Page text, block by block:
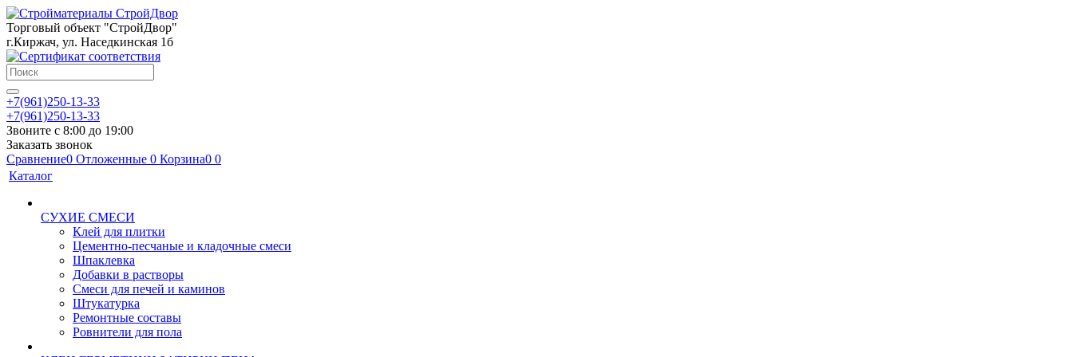
Торговый объект "СтройДвор"
г.Киржач, ул. Наседкинская 1б
+7(961)250-13-33
+7(961)250-13-33
Звоните с 8:00 до 19:00
Заказать звонок
Сравнение0 Отложенные 0 Корзина0 0
Каталог
СУХИЕ СМЕСИ
Клей для плитки
Цементно-песчаные и кладочные смеси
Шпаклевка
Добавки в растворы
Смеси для печей и каминов
Штукатурка
Ремонтные составы
Ровнители для пола